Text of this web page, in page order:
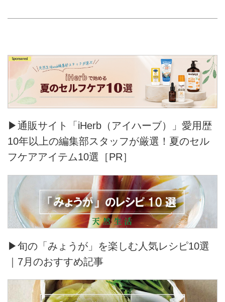
▶通販サイト「iHerb（アイハーブ）」愛用歴
10年以上の編集部スタッフが厳選！夏のセル
フケアアイテム10選［PR］
▶旬の「みょうが」を楽しむ人気レシピ10選
｜7月のおすすめ記事